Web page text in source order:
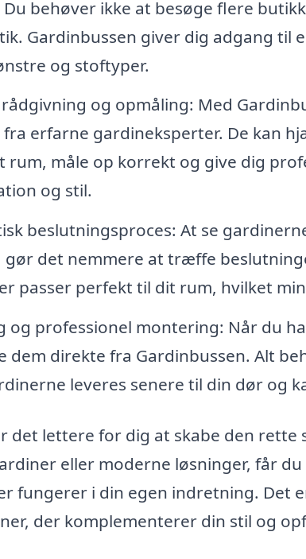
behøver ikke at besøge flere
Gardinbussen giver dig adgang til
og stoftyper.
og opmåling: Med
erfarne gardineksperter. De kan
rum, måle op korrekt og give dig
og stil.
beslutningsproces: At se
det nemmere at træffe
passer perfekt til dit rum, hvilket
og professionel montering: Når du
dem direkte fra Gardinbussen. Alt
leveres senere til din dør og
det lettere for dig at skabe den rette
eller moderne løsninger, får
fungerer i din egen indretning. Det
der komplementerer din stil og